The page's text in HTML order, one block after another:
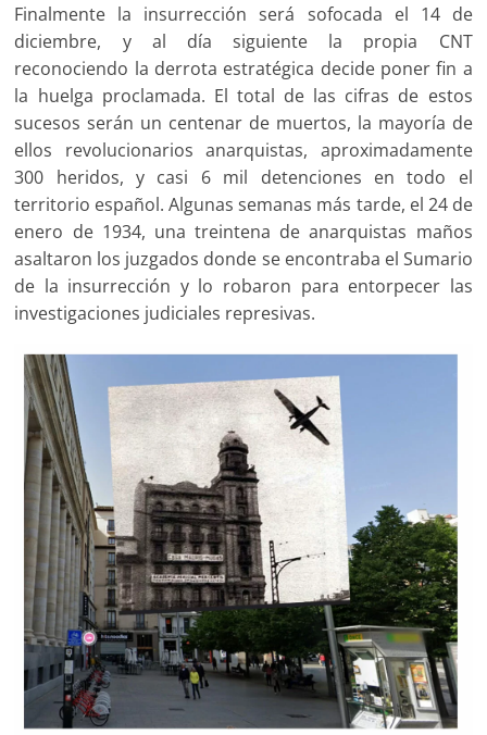
Finalmente la insurrección será sofocada el 14 de
diciembre, y al día siguiente la propia CNT
reconociendo la derrota estratégica decide poner fin a
la huelga proclamada. El total de las cifras de estos
sucesos serán un centenar de muertos, la mayoría de
ellos revolucionarios anarquistas, aproximadamente
300 heridos, y casi 6 mil detenciones en todo el
territorio español. Algunas semanas más tarde, el 24 de
enero de 1934, una treintena de anarquistas maños
asaltaron los juzgados donde se encontraba el Sumario
de la insurrección y lo robaron para entorpecer las
investigaciones judiciales represivas.